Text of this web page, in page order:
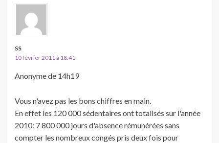
SS
10 février 2011 à 18:41
Anonyme de 14h19
Vous n'avez pas les bons chiffres en main.
En effet les 120 000 sédentaires ont totalisés sur l'année
2010: 7 800 000 jours d'absence rémunérées sans
compter les nombreux congés pris deux fois pour